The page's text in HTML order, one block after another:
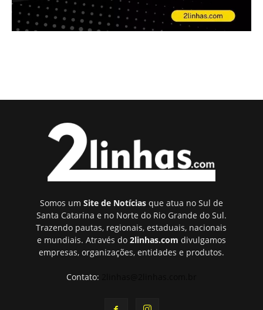
Somos um Site de Notíciasque atua no Sul de
Santa Catarina e no Norte do Rio Grande do Sul.
Trazendo pautas, regionais, estaduais, nacionais
e mundiais. Através do 2linhas.com divulgamos
empresas, organizações, entidades e produtos.
Contato: